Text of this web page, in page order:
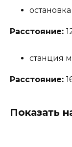
Расстояние:
станция
Расстояние:
Показать